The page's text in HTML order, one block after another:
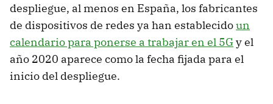
despliegue, al menos en España, los fabricantes
de dispositivos de redes ya han establecidoun
calendario para ponerse a trabajar en el 5Gy el
año 2020 aparece como la fecha fijada para el
inicio del despliegue.